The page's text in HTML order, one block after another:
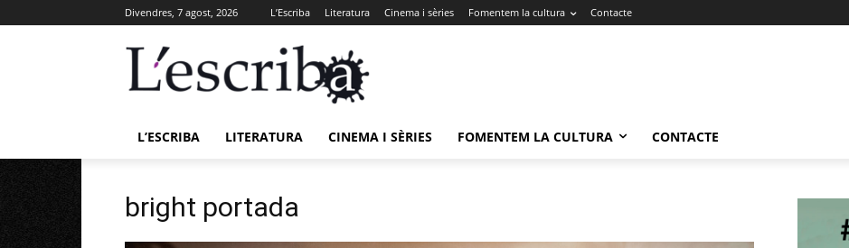
Divendres, 7 agost, 2026 L’Escriba Literatura Cinema i sèries Fomentem la cultura Contacte
L’ESCRIBA LITERATURA CINEMA I SÈRIES FOMENTEM LA CULTURA CONTACTE
bright portada